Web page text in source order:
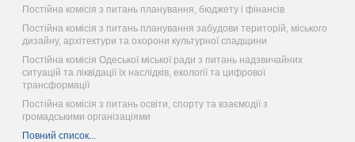
Постійна комісія з питань планування, бюджету і фінансів
Постійна комісія з питань планування забудови територій, міського
дизайну, архітектури та охорони культурної спадщини
Постійна комісія Одеської міської ради з питань надзвичайних
ситуацій та ліквідації їх наслідків, екології та цифрової
трансформації
Постійна комісія з питань освіти, спорту та взаємодії з
громадськими організаціями
Повний список...